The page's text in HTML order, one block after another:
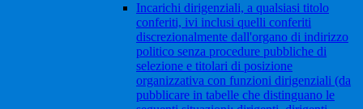
Incarichi dirigenziali, a qualsiasi titolo
conferiti, ivi inclusi quelli conferiti
discrezionalmente dall'organo di indirizzo
politico senza procedure pubbliche di
selezione e titolari di posizione
organizzativa con funzioni dirigenziali (da
pubblicare in tabelle che distinguano le